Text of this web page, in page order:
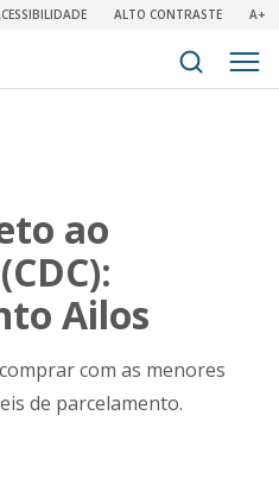
ALTO CONTRASTE A+
ao
Ailos
com as menores
de parcelamento.